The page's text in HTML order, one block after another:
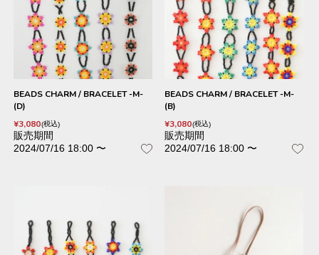
BEADS CHARM / BRACELET -M-
(D)
¥3,080 税込
販売期間
2024/07/16 18:00 〜
BEADS CHARM / BRACELET -M-
(B)
¥3,080 税込
販売期間
2024/07/16 18:00 〜